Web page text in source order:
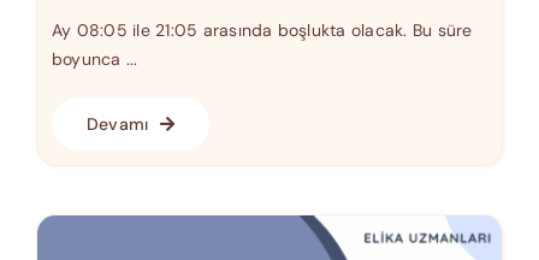
Ay 08:05 ile 21:05 arasında boşlukta olacak. Bu süre
boyunca ...
Devamı